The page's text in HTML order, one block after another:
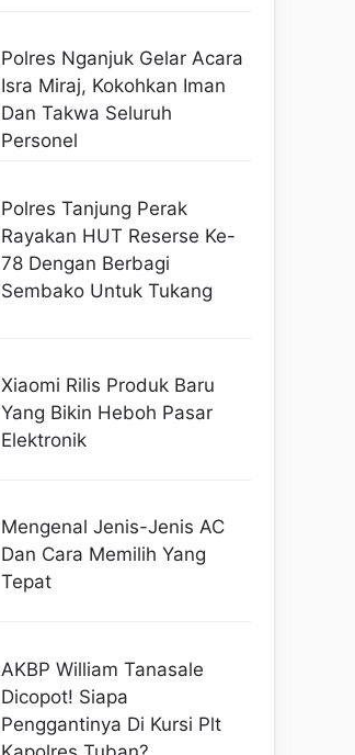
Polres Nganjuk Gelar Acara
Isra Miraj, Kokohkan Iman
Dan Takwa Seluruh
Personel
Polres Tanjung Perak
Rayakan HUT Reserse Ke-
78 Dengan Berbagi
Sembako Untuk Tukang
Xiaomi Rilis Produk Baru
Yang Bikin Heboh Pasar
Elektronik
Mengenal Jenis-Jenis AC
Dan Cara Memilih Yang
Tepat
AKBP William Tanasale
Dicopot! Siapa
Penggantinya Di Kursi Plt